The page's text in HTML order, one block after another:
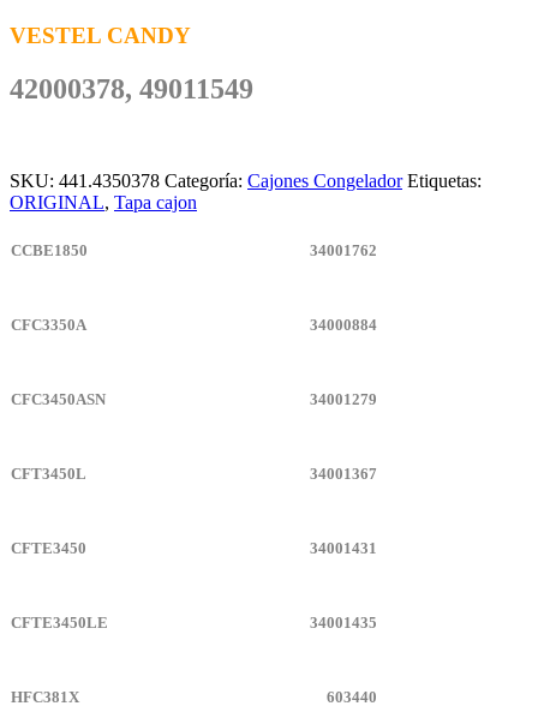
VESTEL CANDY
42000378, 49011549
SKU: 441.4350378 Categoría: Cajones Congelador Etiquetas:
ORIGINAL, Tapa cajon
CCBE1850 34001762
CFC3350A 34000884
CFC3450ASN 34001279
CFT3450L 34001367
CFTE3450 34001431
CFTE3450LE 34001435
HFC381X 603440